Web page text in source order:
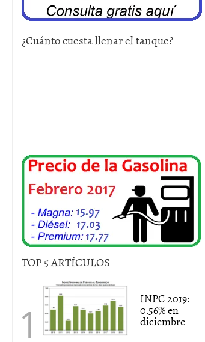
¿Cuánto cuesta llenar el tanque?
TOP 5 ARTÍCULOS
INPC 2019:
0.56% en
diciembre